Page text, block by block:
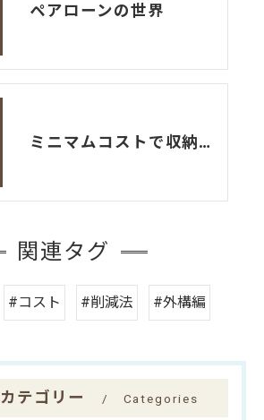
ペアローンの世界
ミニマムコストで収納を充実させる方法
関連タグ
#コスト #削減法 #外構編
カテゴリー Categories